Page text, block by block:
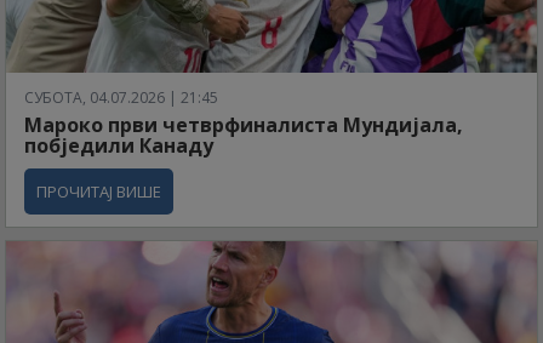
СУБОТА, 04.07.2026 | 21:45
Мароко први четврфиналиста Мундијала,
побједили Канаду
ПРОЧИТАЈ ВИШЕ